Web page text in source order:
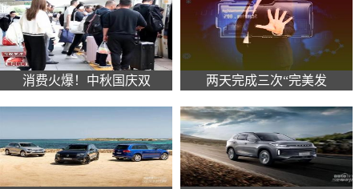
消费火爆！中秋国庆双 两天完成三次“完美发